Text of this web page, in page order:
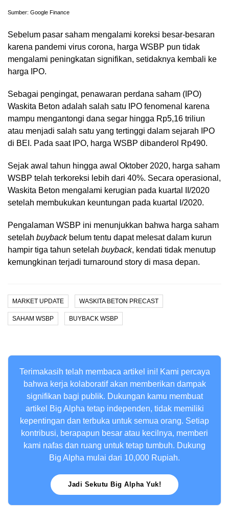
Sumber: Google Finance
Sebelum pasar saham mengalami koreksi besar-besaran
karena pandemi virus corona, harga WSBP pun tidak
mengalami peningkatan signifikan, setidaknya kembali ke
harga IPO.
Sebagai pengingat, penawaran perdana saham (IPO)
Waskita Beton adalah salah satu IPO fenomenal karena
mampu mengantongi dana segar hingga Rp5,16 triliun
atau menjadi salah satu yang tertinggi dalam sejarah IPO
di BEI. Pada saat IPO, harga WSBP dibanderol Rp490.
Sejak awal tahun hingga awal Oktober 2020, harga saham
WSBP telah terkoreksi lebih dari 40%. Secara operasional,
Waskita Beton mengalami kerugian pada kuartal II/2020
setelah membukukan keuntungan pada kuartal I/2020.
Pengalaman WSBP ini menunjukkan bahwa harga saham
setelah buybackbelum tentu dapat melesat dalam kurun
hampir tiga tahun setelah buyback, kendati tidak menutup
kemungkinan terjadi turnaround story di masa depan.
MARKET UPDATE WASKITA BETON PRECAST
SAHAM WSBP BUYBACK WSBP
Terimakasih telah membaca artikel ini! Kami percaya
bahwa kerja kolaboratif akan memberikan dampak
signifikan bagi publik. Dukungan kamu membuat
artikel Big Alpha tetap independen, tidak memiliki
kepentingan dan terbuka untuk semua orang. Setiap
kontribusi, berapapun besar atau kecilnya, memberi
kami nafas dan ruang untuk tetap tumbuh. Dukung
Big Alpha mulai dari 10,000 Rupiah.
Jadi Sekutu Big Alpha Yuk!